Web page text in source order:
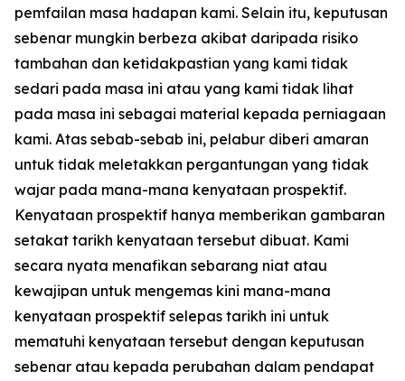
pemfailan masa hadapan kami. Selain itu, keputusan
sebenar mungkin berbeza akibat daripada risiko
tambahan dan ketidakpastian yang kami tidak
sedari pada masa ini atau yang kami tidak lihat
pada masa ini sebagai material kepada perniagaan
kami. Atas sebab-sebab ini, pelabur diberi amaran
untuk tidak meletakkan pergantungan yang tidak
wajar pada mana-mana kenyataan prospektif.
Kenyataan prospektif hanya memberikan gambaran
setakat tarikh kenyataan tersebut dibuat. Kami
secara nyata menafikan sebarang niat atau
kewajipan untuk mengemas kini mana-mana
kenyataan prospektif selepas tarikh ini untuk
mematuhi kenyataan tersebut dengan keputusan
sebenar atau kepada perubahan dalam pendapat